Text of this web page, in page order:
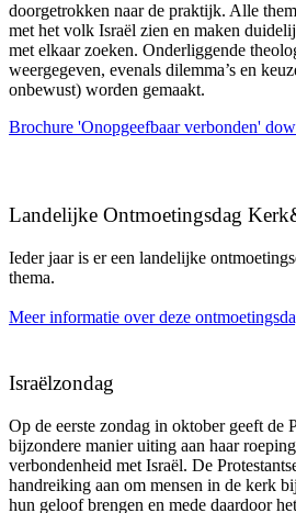
doorgetrokken naar de praktijk. Alle
met het volk Israël zien en maken
met elkaar zoeken. Onderliggende
weergegeven, evenals dilemma’s en
onbewust) worden gemaakt.
Brochure 'Onopgeefbaar verbonden'
Landelijke Ontmoetingsdag
Ieder jaar is er een landelijke
thema.
Meer informatie over deze
Israëlzondag
Op de eerste zondag in oktober geeft de
bijzondere manier uiting aan haar
verbondenheid met Israël. De
handreiking aan om mensen in de kerk
hun geloof brengen en mede daardoor